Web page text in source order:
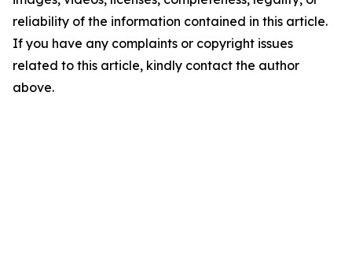
reliability of the information contained in this article.
If you have any complaints or copyright issues
related to this article, kindly contact the author
above.